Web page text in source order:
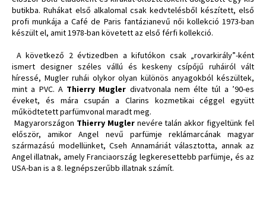
butikba. Ruhákat első alkalomal csak kedvtelésből készített, első
profi munkája a Café de Paris fantázianevű női kollekció 1973-ban
készült el, amit 1978-ban követett az első férfi kollekció.
A következő 2 évtizedben a kifutókon csak „rovarkirály”-ként
ismert designer széles vállú és keskeny csípőjű ruháiról vált
híressé, Mugler ruhái olykor olyan különös anyagokból készültek,
mint a PVC. A Thierry Mugler divatvonala nem élte túl a ’90-es
éveket, és mára csupán a Clarins kozmetikai céggel együtt
működtetett parfümvonal maradt meg.
Magyarországon Thierry Muglernevére talán akkor figyeltünk fel
először, amikor Angel nevű parfümje reklámarcának magyar
származású modellünket, Cseh Annamáriát választotta, annak az
Angel illatnak, amely Franciaország legkeresettebb parfümje, és az
USA-ban is a 8. legnépszerűbb illatnak számít.